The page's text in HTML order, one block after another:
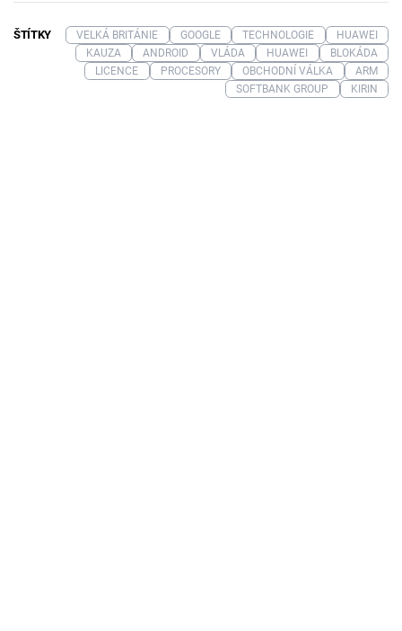
ŠTÍTKY VELKÁ BRITÁNIE GOOGLE TECHNOLOGIE
HUAWEI
KAUZA
ANDROID VLÁDA HUAWEI
BLOKÁDA
LICENCE
PROCESORY OBCHODNÍ VÁLKA
ARM
SOFTBANK GROUP
KIRIN